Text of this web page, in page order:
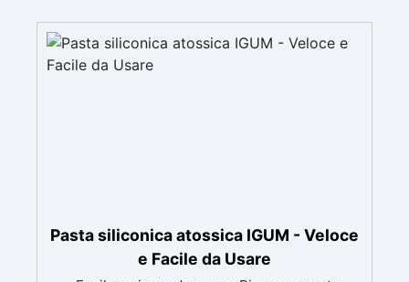
Pasta siliconica atossica IGUM - Veloce
e Facile da Usare